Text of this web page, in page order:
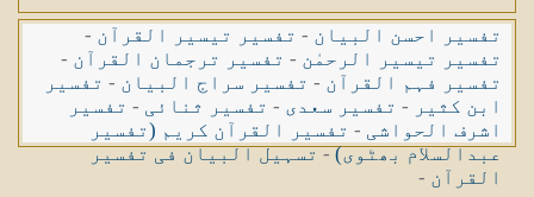
تفسیر احسن البیان - تفسیر تیسیر القرآن -
تفسیر تیسیر الرحمٰن - تفسیر ترجمان القرآن -
تفسیر فہم القرآن - تفسیر سراج البیان - تفسیر
ابن کثیر - تفسیر سعدی - تفسیر ثنائی - تفسیر
اشرف الحواشی - تفسیر القرآن کریم (تفسیر
عبدالسلام بھٹوی)-تسہیل البیان فی تفسیر
القرآن -